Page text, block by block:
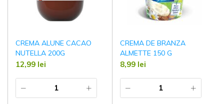
CREMA ALUNE CACAO
NUTELLA 200G
12,99 lei
CREMA DE BRANZA
ALMETTE 150 G
8,99 lei